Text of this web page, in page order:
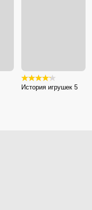
История игрушек 5